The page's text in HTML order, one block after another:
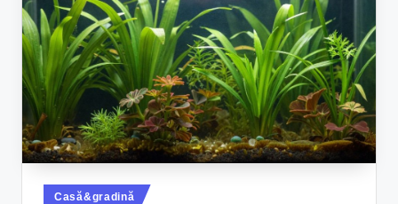
Casă&gradină